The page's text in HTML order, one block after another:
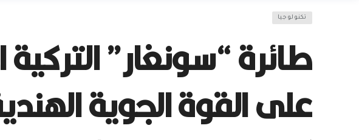
تكنولوجيا
طائرة “سونغار”
على القوة الجوية